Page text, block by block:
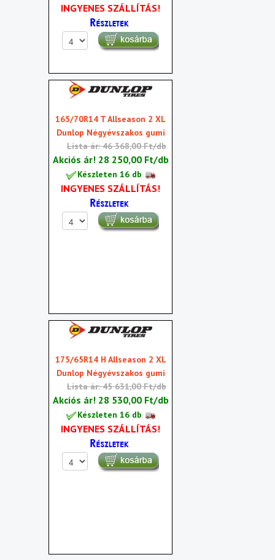
INGYENES SZÁLLÍTÁS!
165/70R14 T Allseason 2 XL
Dunlop Négyévszakos gumi
Lista ár: 46 368,00 Ft/db
Akciós ár! 28 250,00 Ft/db
Készleten 16 db
INGYENES SZÁLLÍTÁS!
175/65R14 H Allseason 2 XL
Dunlop Négyévszakos gumi
Lista ár: 45 631,00 Ft/db
Akciós ár! 28 530,00 Ft/db
Készleten 16 db
INGYENES SZÁLLÍTÁS!